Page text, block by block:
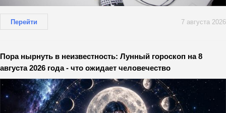
Перейти 7 августа 2026
Пора нырнуть в неизвестность: Лунный гороскоп на 8
августа 2026 года - что ожидает человечество